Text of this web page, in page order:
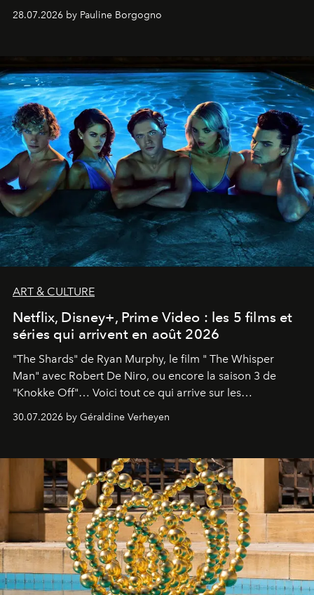
28.07.2026 by Pauline Borgogno
ART & CULTURE
Netflix, Disney+, Prime Video : les 5 films et
séries qui arrivent en août 2026
"The Shards" de Ryan Murphy, le film " The Whisper
Man" avec Robert De Niro, ou encore la saison 3 de
"Knokke Off"… Voici tout ce qui arrive sur les
30.07.2026 by Géraldine Verheyen